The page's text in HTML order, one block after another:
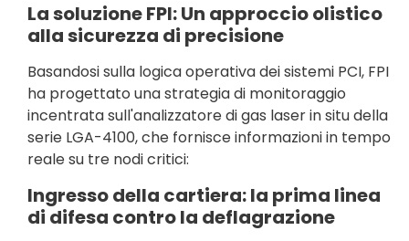
La soluzione FPI: Un approccio olistico
alla sicurezza di precisione
Basandosi sulla logica operativa dei sistemi PCI, FPI
ha progettato una strategia di monitoraggio
incentrata sull'analizzatore di gas laser in situ della
serie LGA-4100, che fornisce informazioni in tempo
reale su tre nodi critici:
Ingresso della cartiera: la prima linea
di difesa contro la deflagrazione